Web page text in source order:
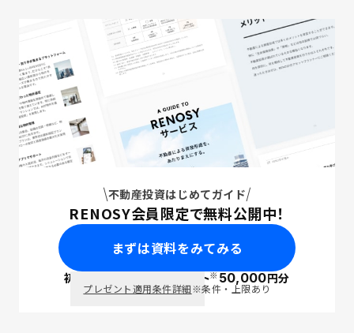
不動産投資はじめてガイド
RENOSY会員限定で無料公開中！
まずは資料をみてみる
初回面談で ポイント※50,000円分
プレゼント適用条件詳細※条件・上限あり